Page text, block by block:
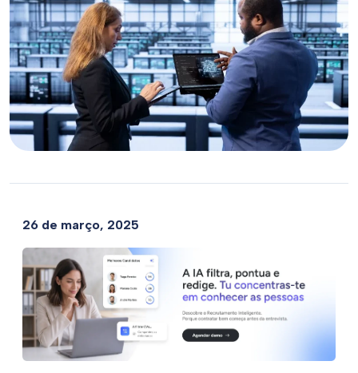
26 de março, 2025